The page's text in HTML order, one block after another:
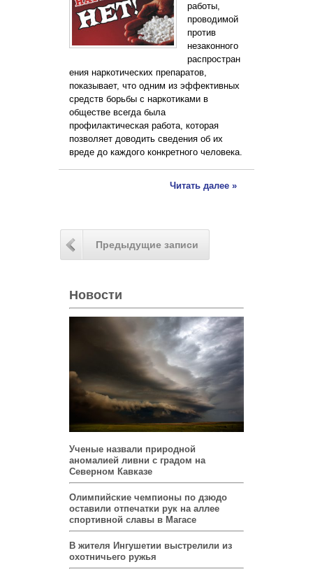
работы,
проводимой
против
незаконного
распростран
ения наркотических препаратов,
показывает, что одним из эффективных
средств борьбы с наркотиками в
обществе всегда была
профилактическая работа, которая
позволяет доводить сведения об их
вреде до каждого конкретного человека.
Читать далее »
Предыдущие записи
Новости
Ученые назвали природной
аномалией ливни с градом на
Северном Кавказе
Олимпийские чемпионы по дзюдо
оставили отпечатки рук на аллее
спортивной славы в Магасе
В жителя Ингушетии выстрелили из
охотничьего ружья